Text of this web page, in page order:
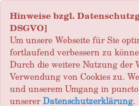
Hinweise bzgl.
DSGVO]
Um unsere Webseite für Sie
fortlaufend verbessern zu
Durch die weitere Nutzung der
Verwendung von Cookies zu.
und unserem Umgang in
unsererDatenschutzerklärung.